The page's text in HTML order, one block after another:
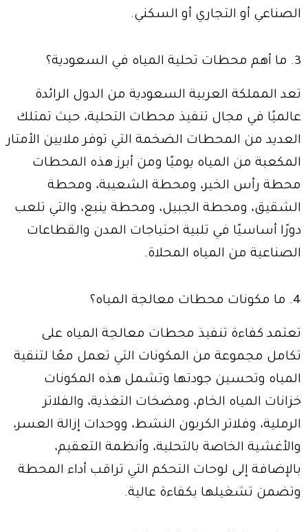
الصناعي أو التجاري أو السكني.
3. ما أهم محطات تحلية المياه في السعودية؟
تعد المملكة العربية السعودية من الدول الرائدة
عالميًا في مجال تنفيذ محطات التحلية، حيث تمتلك
العديد من المحطات الضخمة التي توفر ملايين الأمتار
المكعبة من المياه يوميًا ومن أبرز هذه المحطات
محطة رأس الخير، ومحطة الشعيبة، ومحطة
الشقيق، ومحطة الجبيل، ومحطة ينبع، والتي تلعب
دورًا أساسيًا في تلبية احتياجات المدن والقطاعات
الصناعية من المياه المحلاة.
4. ما مكونات محطات معالجة المياه؟
تعتمد كفاءة تنفيذ محطات معالجة المياه على
تكامل مجموعة من المكونات التي تعمل معًا لتنقية
المياه وتحسين جودتها وتشمل هذه المكونات
خزانات المياه الخام، ومضخات التغذية، والفلاتر
الرملية، وفلاتر الكربون النشط، ووحدات إزالة العسر،
والأغشية الخاصة بالتحلية، وأنظمة التعقيم،
بالإضافة إلى لوحات التحكم التي تراقب أداء المحطة
وتضمن تشغيلها بكفاءة عالية.